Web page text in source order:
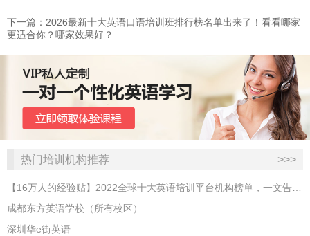
下一篇：2026最新十大英语口语培训班排行榜名单出来了！看看哪家
更适合你？哪家效果好？
热门培训机构推荐 >>>
【16万人的经验贴】2022全球十大英语培训平台机构榜单，一文告诉你
成都东方英语学校（所有校区）
深圳华e街英语